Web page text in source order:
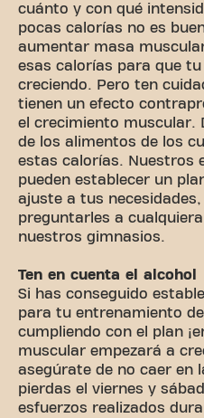
cuánto y con qué
pocas calorías no es
aumentar masa
esas calorías para que
creciendo. Pero ten
tienen un efecto
el crecimiento muscular.
de los alimentos de los
estas calorías. Nuestros
pueden establecer un
ajuste a tus
preguntarles a
nuestros gimnasios.
Ten en cuenta el alcohol
Si has conseguido
para tu entrenamiento
cumpliendo con el plan
muscular empezará a
asegúrate de no caer en
pierdas el viernes y
esfuerzos realizados